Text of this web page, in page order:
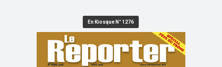
En Kiosque N° 1276